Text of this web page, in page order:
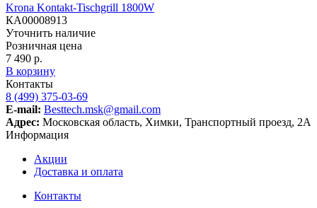
Krona Kontakt-Tischgrill 1800W
КА00008913
Уточнить наличие
Розничная цена
7 490 р.
В корзину
Контакты
8 (499) 375-03-69
E-mail: Besttech.msk@gmail.com
Адрес: Московская область, Химки, Транспортный проезд, 2А
Информация
Акции
Доставка и оплата
Контакты